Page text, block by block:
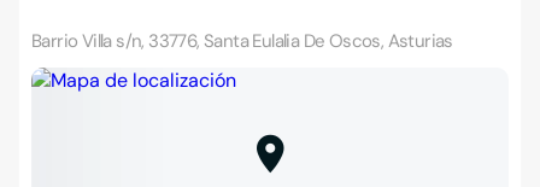
Barrio Villa s/n, 33776, Santa Eulalia De Oscos, Asturias